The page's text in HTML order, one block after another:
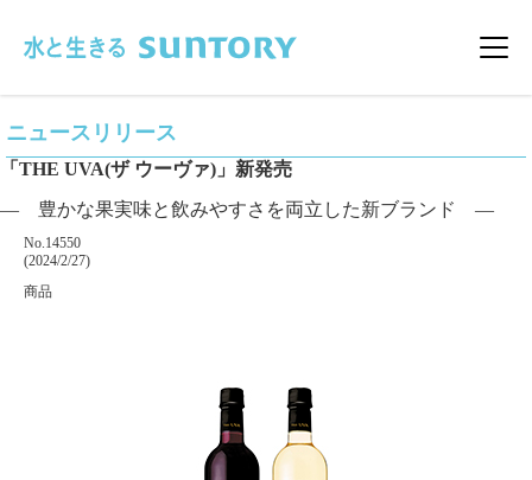
メ
ニュースリリース
「THE UVA(ザ ウーヴァ)」新発売
― 豊かな果実味と飲みやすさを両立した新ブランド ―
掲載番号
No.14550
掲載日
(2024/2/27)
カテゴリー
商品